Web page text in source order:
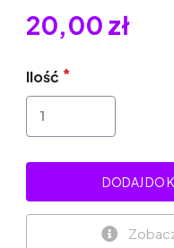
20,00 zł
Ilość
DODAJ DO